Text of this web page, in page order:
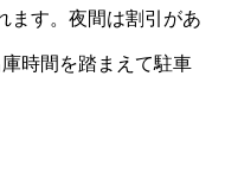
ます。夜間は割引があ
時間を踏まえて駐車